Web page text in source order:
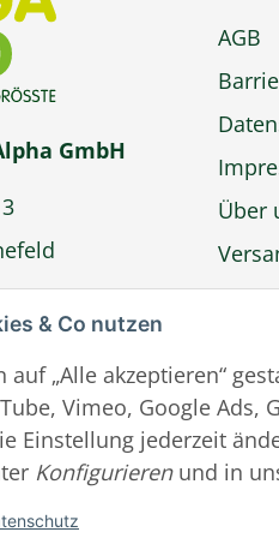
& Co nutzen
auf „Alle akzeptieren“
Vimeo, Google Ads,
Einstellung jederzeit
Konfigurierenund in
GmbH
AGB
Über